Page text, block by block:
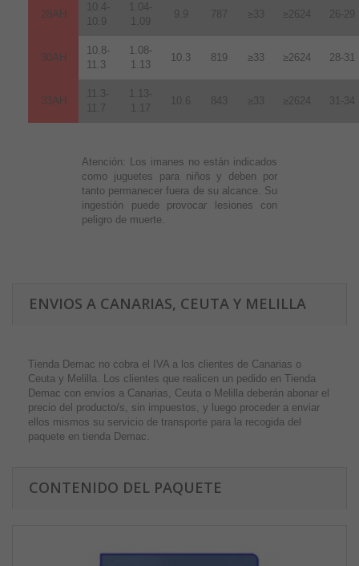
28AH
10.4-
10.9
1.04-
1.09
9.9 787 ≥33 ≥2624 26-29
30AH
10.8-
11.3
1.08-
1.13
10.3 819 ≥33 ≥2624 28-31
33AH
11.3-
11.7
1.13-
1.17
10.6 843 ≥33 ≥2624 31-34
Atención: Los imanes no están indicados
como juguetes para niños y deben por
tanto permanecer fuera de su alcance. Su
ingestión puede provocar lesiones con
peligro de muerte.
ENVIOS A CANARIAS, CEUTA Y MELILLA
Tienda Demac no cobra el IVA a los clientes de Canarias o
Ceuta y Melilla. Los clientes que realicen un pedido en Tienda
Demac con envíos a Canarias, Ceuta o Melilla deberán abonar el
precio del producto/s, sin impuestos, y luego proceder a enviar
ellos mismos su servicio de transporte para la recogida del
paquete en tienda Demac.
CONTENIDO DEL PAQUETE